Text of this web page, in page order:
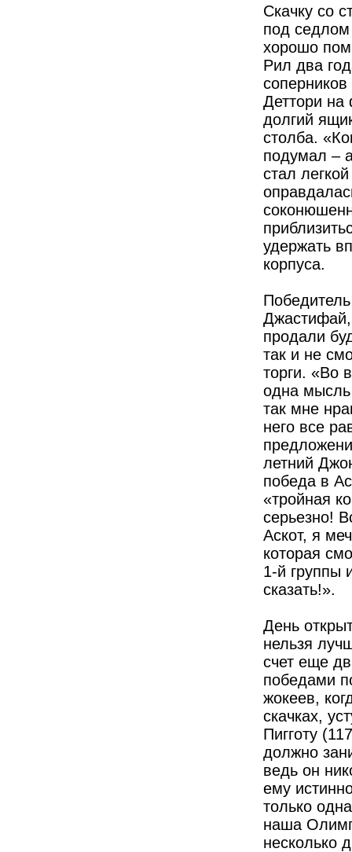
Скачку со
под седлом
хорошо
Рил два
Деттори на
долгий
столба.
подумал –
стал
удержать
корпуса.
Джастифай,
продали
так и не
торги. «Во
одна мысль
так мне
него все
летний
победа в
«тройная
серьезно!
Аскот, я
которая
1-й группы
сказать!».
День
нельзя
счет еще
победами
жокеев,
скачках,
Пигготу
должно
ведь он
ему
только
наша
несколько